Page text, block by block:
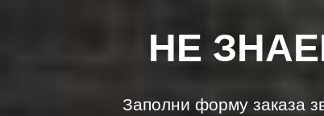
НЕ
Заполни форму заказа